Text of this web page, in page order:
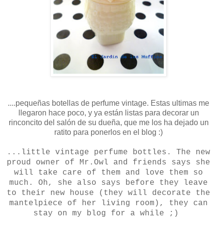
....pequeñas botellas de perfume vintage. Estas ultimas me
llegaron hace poco, y ya están listas para decorar un
rinconcito del salón de su dueña, que me los ha dejado un
ratito para ponerlos en el blog :)
...little vintage perfume bottles. The new
proud owner of Mr.Owl and friends says she
will take care of them and love them so
much. Oh, she also says before they leave
to their new house (they will decorate the
mantelpiece of her living room), they can
stay on my blog for a while ;)